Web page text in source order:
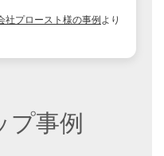
社プロースト様の事例より
プ事例